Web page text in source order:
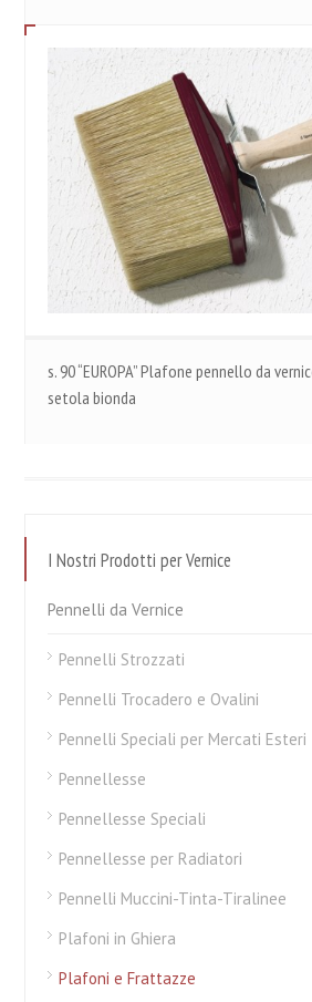
s. 90 “EUROPA” Plafone pennello da
setola bionda
I Nostri Prodotti per Vernice
Pennelli da Vernice
Pennelli Strozzati
Pennelli Trocadero e Ovalini
Pennelli Speciali per Mercati Esteri
Pennellesse
Pennellesse Speciali
Pennellesse per Radiatori
Pennelli Muccini-Tinta-Tiralinee
Plafoni in Ghiera
Plafoni e Frattazze